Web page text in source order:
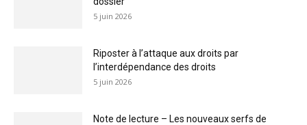
5 juin 2026
Riposter à l’attaque aux droits par
l’interdépendance des droits
5 juin 2026
Note de lecture – Les nouveaux serfs de